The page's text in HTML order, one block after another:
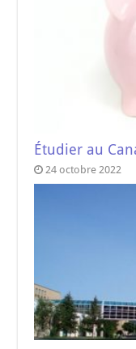
Étudier au
24 octobre 2022